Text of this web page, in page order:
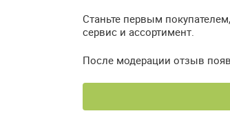
Станьте первым
сервис и ассортимент.
После модерации отзыв